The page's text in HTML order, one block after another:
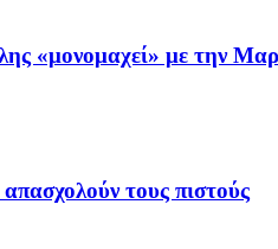
με την
τους πιστούς